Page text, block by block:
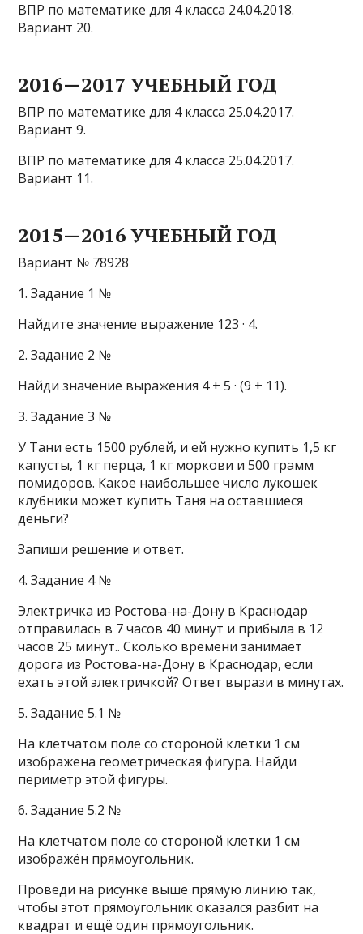
ВПР по математике для 4 класса 24.04.2018.
Вариант 20.
2016—2017 УЧЕБНЫЙ ГОД
ВПР по математике для 4 класса 25.04.2017.
Вариант 9.
ВПР по математике для 4 класса 25.04.2017.
Вариант 11.
2015—2016 УЧЕБНЫЙ ГОД
Вариант № 78928
1. Задание 1 №
Найдите значение выражение 123 · 4.
2. Задание 2 №
Найди значение выражения 4 + 5 · (9 + 11).
3. Задание 3 №
У Тани есть 1500 рублей, и ей нужно купить 1,5 кг
капусты, 1 кг перца, 1 кг моркови и 500 грамм
помидоров. Какое наибольшее число лукошек
клубники может купить Таня на оставшиеся
деньги?
Запиши решение и ответ.
4. Задание 4 №
Электричка из Ростова-на-Дону в Краснодар
отправилась в 7 часов 40 минут и прибыла в 12
часов 25 минут.. Сколько времени занимает
дорога из Ростова-на-Дону в Краснодар, если
ехать этой электричкой? Ответ вырази в минутах.
5. Задание 5.1 №
На клетчатом поле со стороной клетки 1 см
изображена геометрическая фигура. Найди
периметр этой фигуры.
6. Задание 5.2 №
На клетчатом поле со стороной клетки 1 см
изображён прямоугольник.
Проведи на рисунке выше прямую линию так,
чтобы этот прямоугольник оказался разбит на
квадрат и ещё один прямоугольник.